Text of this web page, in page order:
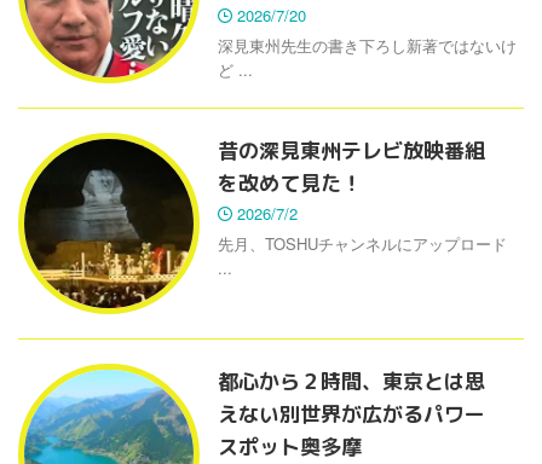
2026/7/20
深見東州先生の書き下ろし新著ではないけ
ど ...
昔の深見東州テレビ放映番組
を改めて見た！
2026/7/2
先月、TOSHUチャンネルにアップロード
...
都心から２時間、東京とは思
えない別世界が広がるパワー
スポット奥多摩